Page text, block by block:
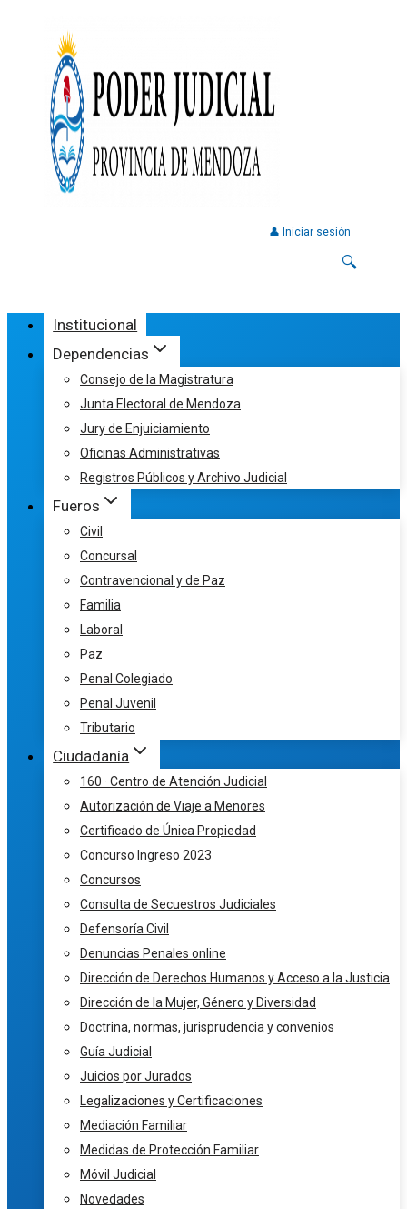
👤 Iniciar sesión
🔍
Institucional
Dependencias
Consejo de la Magistratura
Junta Electoral de Mendoza
Jury de Enjuiciamiento
Oficinas Administrativas
Registros Públicos y Archivo Judicial
Fueros
Civil
Concursal
Contravencional y de Paz
Familia
Laboral
Paz
Penal Colegiado
Penal Juvenil
Tributario
Ciudadanía
160 · Centro de Atención Judicial
Autorización de Viaje a Menores
Certificado de Única Propiedad
Concurso Ingreso 2023
Concursos
Consulta de Secuestros Judiciales
Defensoría Civil
Denuncias Penales online
Dirección de Derechos Humanos y Acceso a la Justicia
Dirección de la Mujer, Género y Diversidad
Doctrina, normas, jurisprudencia y convenios
Guía Judicial
Juicios por Jurados
Legalizaciones y Certificaciones
Mediación Familiar
Medidas de Protección Familiar
Móvil Judicial
Novedades